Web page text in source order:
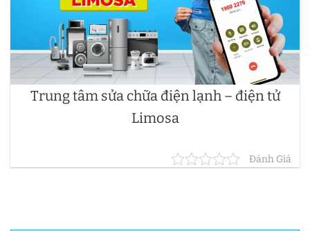
Trung tâm sửa chữa điện lạnh – điện tử
Limosa
Đánh Giá